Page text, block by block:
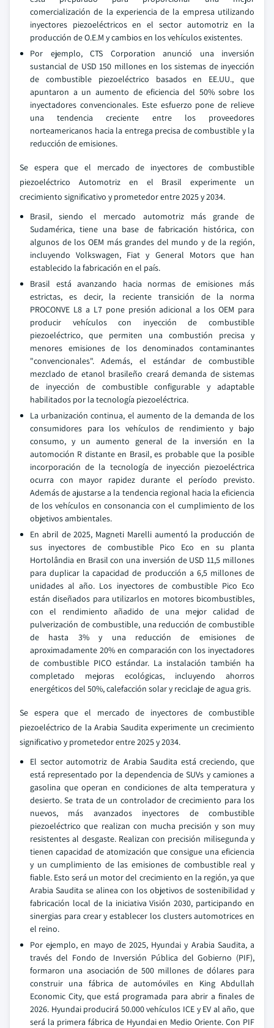
comercialización de la experiencia de la empresa utilizando
inyectores piezoeléctricos en el sector automotriz en la
producción de O.E.M y cambios en los vehículos existentes.
Por ejemplo, CTS Corporation anunció una inversión
sustancial de USD 150 millones en los sistemas de inyección
de combustible piezoeléctrico basados en EE.UU., que
apuntaron a un aumento de eficiencia del 50% sobre los
inyectadores convencionales. Este esfuerzo pone de relieve
una tendencia creciente entre los proveedores
norteamericanos hacia la entrega precisa de combustible y la
reducción de emisiones.
Se espera que el mercado de inyectores de combustible
piezoeléctrico Automotriz en el Brasil experimente un
crecimiento significativo y prometedor entre 2025 y 2034.
Brasil, siendo el mercado automotriz más grande de
Sudamérica, tiene una base de fabricación histórica, con
algunos de los OEM más grandes del mundo y de la región,
incluyendo Volkswagen, Fiat y General Motors que han
establecido la fabricación en el país.
Brasil está avanzando hacia normas de emisiones más
estrictas, es decir, la reciente transición de la norma
PROCONVE L8 a L7 pone presión adicional a los OEM para
producir vehículos con inyección de combustible
piezoeléctrico, que permiten una combustión precisa y
menores emisiones de los denominados contaminantes
"convencionales". Además, el estándar de combustible
mezclado de etanol brasileño creará demanda de sistemas
de inyección de combustible configurable y adaptable
habilitados por la tecnología piezoeléctrica.
La urbanización continua, el aumento de la demanda de los
consumidores para los vehículos de rendimiento y bajo
consumo, y un aumento general de la inversión en la
automoción R distante en Brasil, es probable que la posible
incorporación de la tecnología de inyección piezoeléctrica
ocurra con mayor rapidez durante el período previsto.
Además de ajustarse a la tendencia regional hacia la eficiencia
de los vehículos en consonancia con el cumplimiento de los
objetivos ambientales.
En abril de 2025, Magneti Marelli aumentó la producción de
sus inyectores de combustible Pico Eco en su planta
Hortolândia en Brasil con una inversión de USD 11,5 millones
para duplicar la capacidad de producción a 6,5 millones de
unidades al año. Los inyectores de combustible Pico Eco
están diseñados para utilizarlos en motores bicombustibles,
con el rendimiento añadido de una mejor calidad de
pulverización de combustible, una reducción de combustible
de hasta 3% y una reducción de emisiones de
aproximadamente 20% en comparación con los inyectadores
de combustible PICO estándar. La instalación también ha
completado mejoras ecológicas, incluyendo ahorros
energéticos del 50%, calefacción solar y reciclaje de agua gris.
Se espera que el mercado de inyectores de combustible
piezoeléctrico de la Arabia Saudita experimente un crecimiento
significativo y prometedor entre 2025 y 2034.
El sector automotriz de Arabia Saudita está creciendo, que
está representado por la dependencia de SUVs y camiones a
gasolina que operan en condiciones de alta temperatura y
desierto. Se trata de un controlador de crecimiento para los
nuevos, más avanzados inyectores de combustible
piezoeléctrico que realizan con mucha precisión y son muy
resistentes al desgaste. Realizan con precisión milisegunda y
tienen capacidad de atomización que consigue una eficiencia
y un cumplimiento de las emisiones de combustible real y
fiable. Esto será un motor del crecimiento en la región, ya que
Arabia Saudita se alinea con los objetivos de sostenibilidad y
fabricación local de la iniciativa Visión 2030, participando en
sinergias para crear y establecer los clusters automotrices en
el reino.
Por ejemplo, en mayo de 2025, Hyundai y Arabia Saudita, a
través del Fondo de Inversión Pública del Gobierno (PIF),
formaron una asociación de 500 millones de dólares para
construir una fábrica de automóviles en King Abdullah
Economic City, que está programada para abrir a finales de
2026. Hyundai producirá 50.000 vehículos ICE y EV al año, que
será la primera fábrica de Hyundai en Medio Oriente. Con PIF